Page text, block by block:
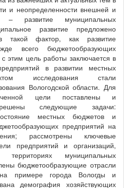
и неопределенности внешней и
– развитие муниципальных
развитие предложено
такой фактор, как развитие
всего бюджетообразующих
этим цель работы заключается в
в развитии местных
исследования стали
Вологодской области. Для
цели поставлены и
решены следующие задачи:
местных бюджетов и
предприятий на
рассмотрены ключевые
предприятий и организаций,
муниципальных
бюджетообразующие отрасли
примере города Вологды и
демография хозяйствующих